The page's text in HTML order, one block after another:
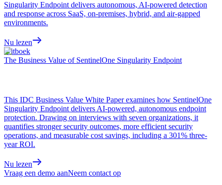
Singularity Endpoint delivers autonomous, AI-powered detection
and response across SaaS, on-premises, hybrid, and air-gapped
environments.
Nu lezen
Witboek
The Business Value of SentinelOne Singularity Endpoint
This IDC Business Value White Paper examines how SentinelOne
Singularity Endpoint delivers AI-powered, autonomous endpoint
protection. Drawing on interviews with seven organizations, it
quantifies stronger security outcomes, more efficient security
operations, and measurable cost savings, including a 301% three-
year ROI.
Nu lezen
Vraag een demo aanNeem contact op